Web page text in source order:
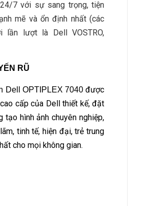
7 với sự sang trọng, tiện
mẽ và ổn định nhất (các
lần lượt là Dell VOSTRO,
RŨ
Dell OPTIPLEX 7040 được
cấp của Dell thiết kế, đặt
tạo hình ảnh chuyên nghiệp,
tinh tế, hiện đại, trẻ trung
cho mọi không gian.